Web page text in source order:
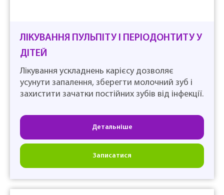
ЛІКУВАННЯ ПУЛЬПІТУ І ПЕРІОДОНТИТУ У
ДІТЕЙ
Лікування ускладнень карієсу дозволяє
усунути запалення, зберегти молочний зуб і
захистити зачатки постійних зубів від інфекції.
Детальніше
Записатися